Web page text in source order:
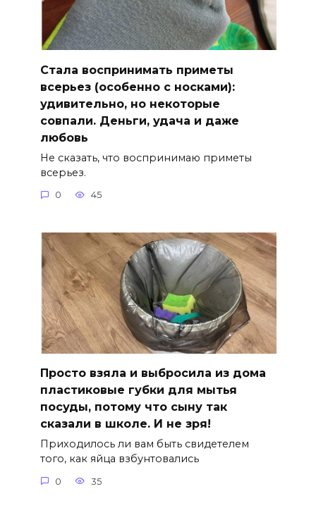
Стала воспринимать приметы
всерьез (особенно с носками):
удивительно, но некоторые
совпали. Деньги, удача и даже
любовь
Не сказать, что воспринимаю приметы
всерьез.
0 45
Просто взяла и выбросила из дома
пластиковые губки для мытья
посуды, потому что сыну так
сказали в школе. И не зря!
Приходилось ли вам быть свидетелем
того, как яйца взбунтовались
0 35